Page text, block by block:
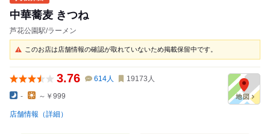
中華蕎麦 きつね
芦花公園駅/ラーメン
このお店は店舗情報の確認が取れていないため掲載保留中です。
3.76 614人 19173 人
- ～￥999
店舗情報（詳細）